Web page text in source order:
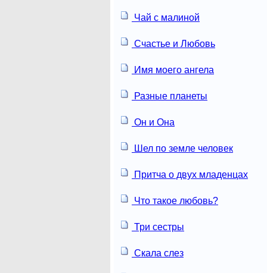
Чай с малиной
Счастье и Любовь
Имя моего ангела
Разные планеты
Он и Она
Шел по земле человек
Притча о двух младенцах
Что такое любовь?
Три сестры
Скала слез